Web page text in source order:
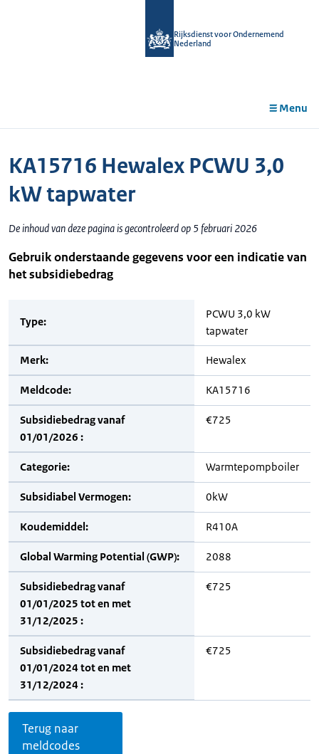
Rijksdienst voor Ondernemend
Nederland
Menu
KA15716 Hewalex PCWU 3,0
kW tapwater
De inhoud van deze pagina is gecontroleerd op 5 februari 2026
Gebruik onderstaande gegevens voor een indicatie van
het subsidiebedrag
Type:
PCWU 3,0 kW
tapwater
Merk: Hewalex
Meldcode: KA15716
Subsidiebedrag vanaf
01/01/2026 :
€725
Categorie: Warmtepompboiler
Subsidiabel Vermogen: 0kW
Koudemiddel: R410A
Global Warming Potential (GWP): 2088
Subsidiebedrag vanaf
01/01/2025 tot en met
31/12/2025 :
€725
Subsidiebedrag vanaf
01/01/2024 tot en met
31/12/2024 :
€725
Terug naar
meldcodes